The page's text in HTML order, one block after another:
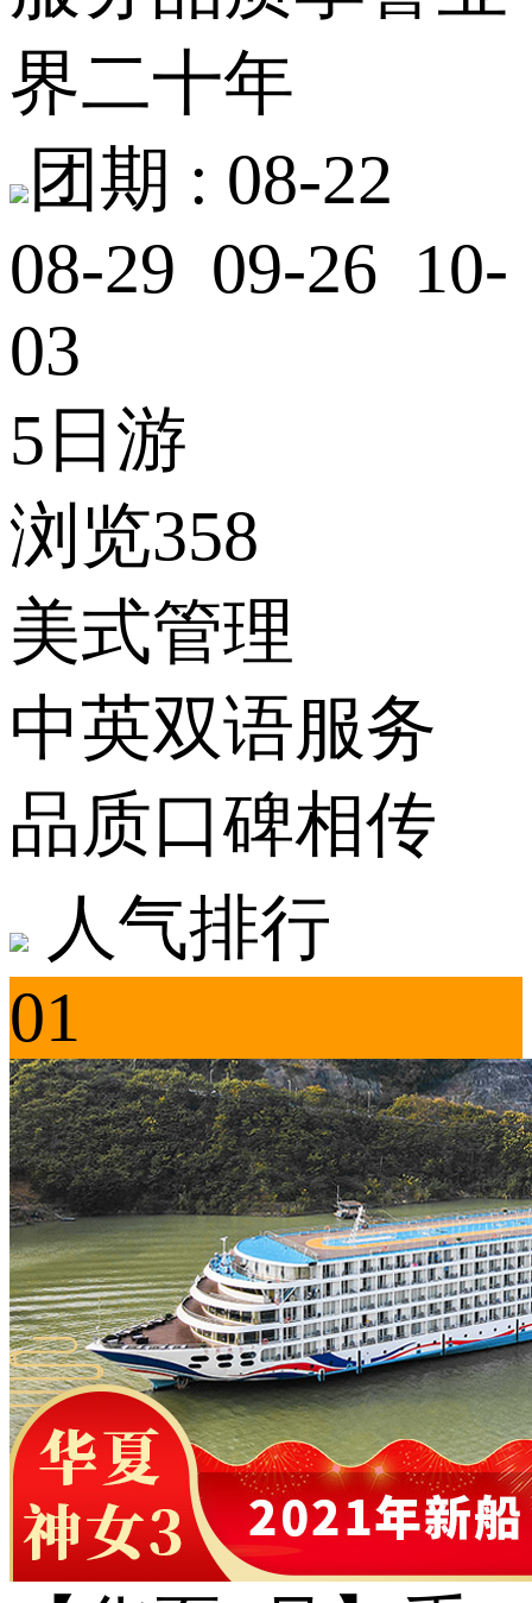
界二十年
团期 : 08-22
08-29 09-26 10-
03
5日游
浏览358
美式管理
中英双语服务
品质口碑相传
人气排行
01